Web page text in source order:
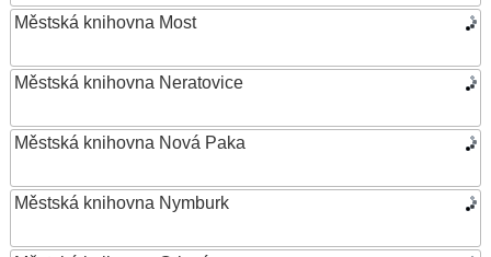
Městská knihovna Most
Městská knihovna Neratovice
Městská knihovna Nová Paka
Městská knihovna Nymburk